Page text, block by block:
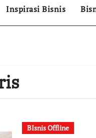
Inspirasi Bisnis
BIsnis Offline